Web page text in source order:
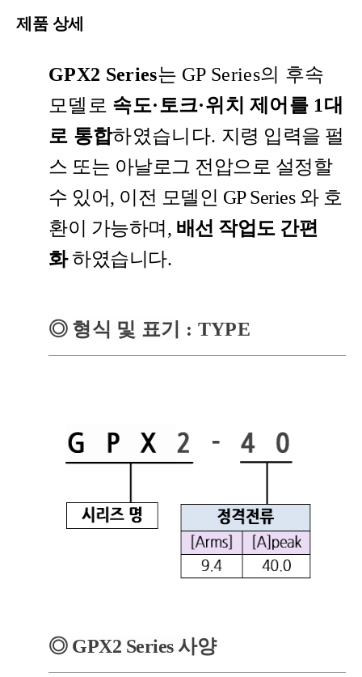
제품 상세
GPX2 Series는 GP Series의 후속
모델로 속도·토크·위치 제어를 1대
로 통합하였습니다. 지령 입력을 펄
스 또는 아날로그 전압으로 설정할
수 있어, 이전 모델인 GP Series 와 호
환이 가능하며 , 배선 작업도 간편
화하였습니다.
◎ 형식 및 표기 : TYPE
◎ GPX2 Series 사양